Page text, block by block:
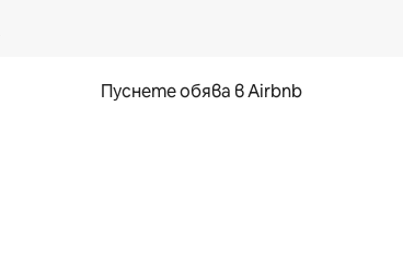
Пуснете обява в Airbnb